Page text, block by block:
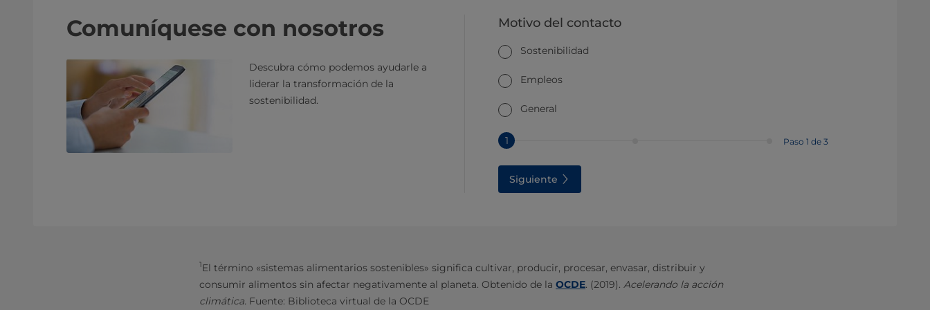
Comuníquese con nosotros
Descubra cómo podemos ayudarle a
liderar la transformación de la
sostenibilidad.
Motivo del contacto
Sostenibilidad
Empleos
General
1 Paso 1 de 3
Siguiente
1El término «sistemas alimentarios sostenibles» significa cultivar, producir, procesar, envasar, distribuir y
consumir alimentos sin afectar negativamente al planeta. Obtenido de la OCDE. (2019). Acelerando la acción
climática. Fuente: Biblioteca virtual de la OCDE